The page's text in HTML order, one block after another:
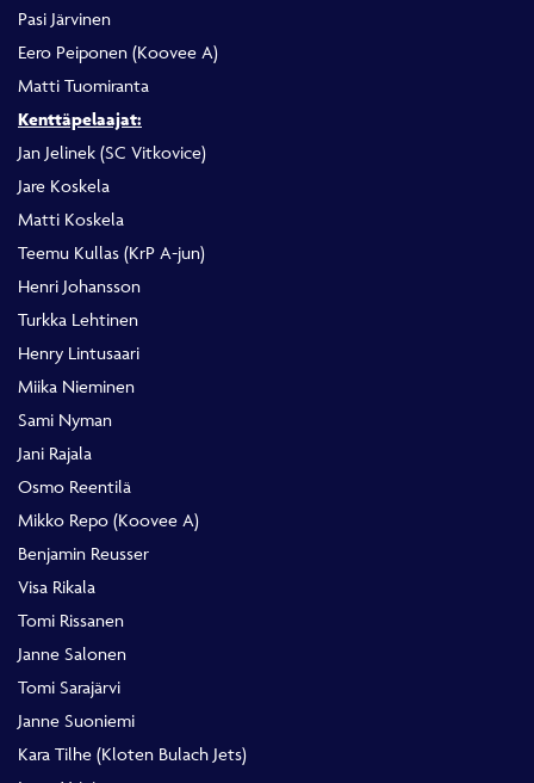
Pasi Järvinen
Eero Peiponen (Koovee A)
Matti Tuomiranta
Kenttäpelaajat:
Jan Jelinek (SC Vitkovice)
Jare Koskela
Matti Koskela
Teemu Kullas (KrP A-jun)
Henri Johansson
Turkka Lehtinen
Henry Lintusaari
Miika Nieminen
Sami Nyman
Jani Rajala
Osmo Reentilä
Mikko Repo (Koovee A)
Benjamin Reusser
Visa Rikala
Tomi Rissanen
Janne Salonen
Tomi Sarajärvi
Janne Suoniemi
Kara Tilhe (Kloten Bulach Jets)